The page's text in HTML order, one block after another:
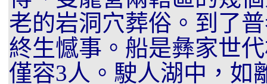
老的岩洞穴葬俗。到了
終生憾事。船是彝家世
僅容3人。駛人湖中，如